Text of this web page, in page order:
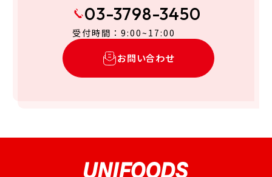
03-3798-3450
受付時間：9:00~17:00
お問い合わせ